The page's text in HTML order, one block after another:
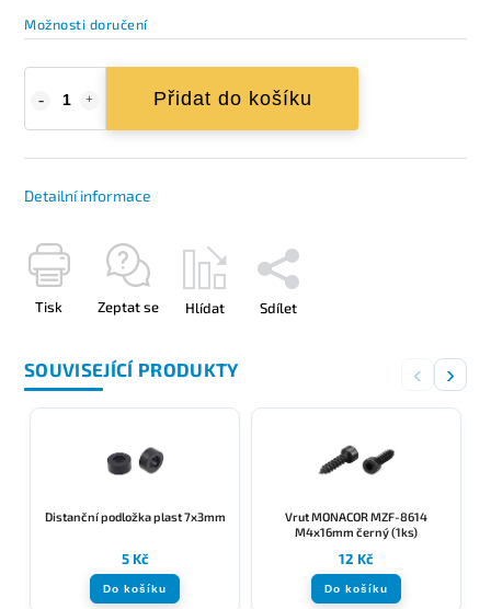
Možnosti doručení
Přidat do košíku
Detailní informace
Tisk Zeptat se Hlídat Sdílet
SOUVISEJÍCÍ PRODUKTY ‹ ›
Distanční podložka plast 7x3mm
5 Kč
Do košíku
Vrut MONACOR MZF-8614
M4x16mm černý (1ks)
12 Kč
Do košíku